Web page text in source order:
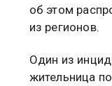
об этом
из регионов.
Один из
жительница